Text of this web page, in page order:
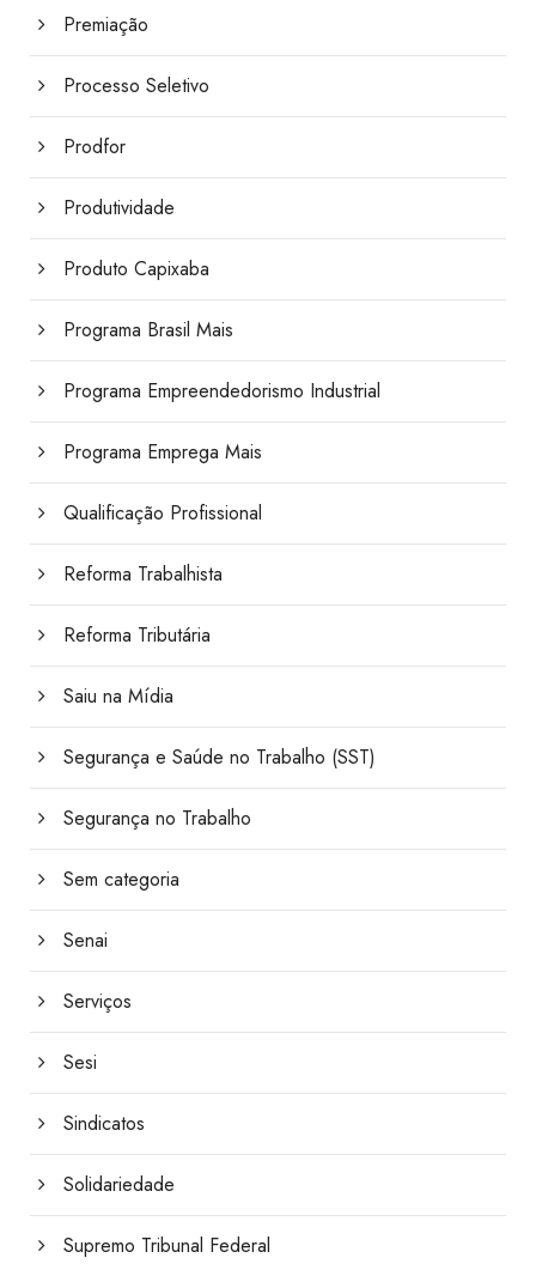
Premiação
Processo Seletivo
Prodfor
Produtividade
Produto Capixaba
Programa Brasil Mais
Programa Empreendedorismo Industrial
Programa Emprega Mais
Qualificação Profissional
Reforma Trabalhista
Reforma Tributária
Saiu na Mídia
Segurança e Saúde no Trabalho (SST)
Segurança no Trabalho
Sem categoria
Senai
Serviços
Sesi
Sindicatos
Solidariedade
Supremo Tribunal Federal